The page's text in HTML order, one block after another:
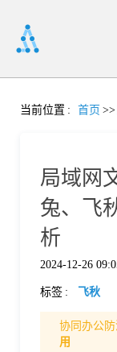
首
价
当前位置 : 首页 >>
局域网
兔、飞
析
2024-12-26
标签 : 飞秋
协同办公
用